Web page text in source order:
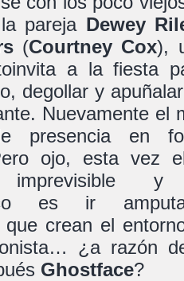
pareja Dewey
(Courtney Cox),
a la fiesta
degollar y
Nuevamente el
presencia en
ojo, esta vez
imprevisible
es ir
que crean el
¿a razón
Ghostface?